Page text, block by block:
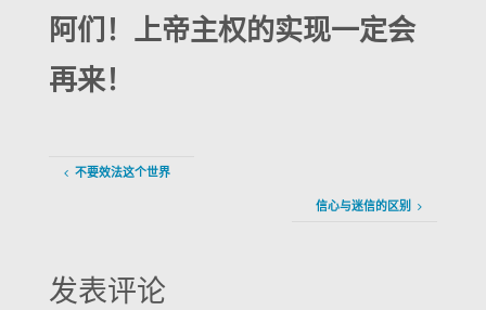
阿们！上帝主权的实现一定会
再来！
不要效法这个世界
信心与迷信的区别
发表评论